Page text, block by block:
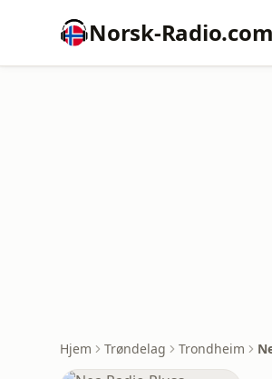
Norsk-Radio.com
Hjem Trøndelag Trondheim